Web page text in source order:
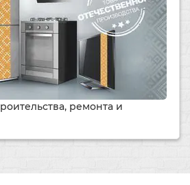
ремонта и